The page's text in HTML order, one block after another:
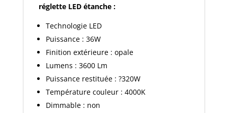
réglette LED étanche :
Technologie LED
Puissance : 36W
Finition extérieure : opale
Lumens : 3600 Lm
Puissance restituée : ?320W
Température couleur : 4000K
Dimmable : non